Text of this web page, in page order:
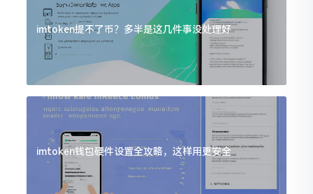
imtoken提不了币？多半是这几件事没处理好
imtoken钱包硬件设置全攻略，这样用更安全